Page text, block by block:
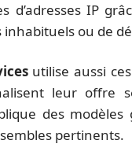
d’adresses IP
inhabituels ou de
utilise aussi
leur offre
des
pertinents.